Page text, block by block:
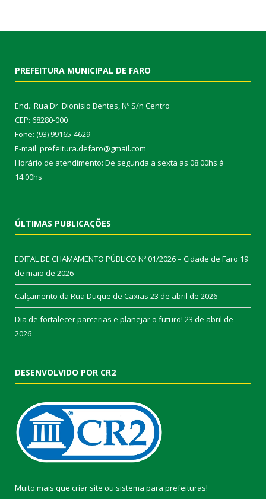
PREFEITURA MUNICIPAL DE FARO
End.: Rua Dr. Dionísio Bentes, Nº S/n Centro
CEP: 68280-000
Fone: (93) 99165-4629
E-mail: prefeitura.defaro@gmail.com
Horário de atendimento: De segunda a sexta as 08:00hs à
14:00hs
ÚLTIMAS PUBLICAÇÕES
EDITAL DE CHAMAMENTO PÚBLICO Nº 01/2026 – Cidade de Faro 19
de maio de 2026
Calçamento da Rua Duque de Caxias 23 de abril de 2026
Dia de fortalecer parcerias e planejar o futuro! 23 de abril de
2026
DESENVOLVIDO POR CR2
Muito mais que criar site ou sistema para prefeituras!